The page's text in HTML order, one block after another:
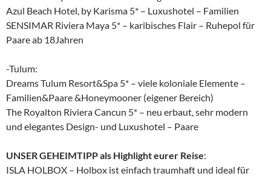
Azul Beach Hotel, by Karisma 5* – Luxushotel – Familien
SENSIMAR Riviera Maya 5* – karibisches Flair – Ruhepol für
Paare ab 18Jahren
-Tulum:
Dreams Tulum Resort&Spa 5* – viele koloniale Elemente –
Familien&Paare &Honeymooner (eigener Bereich)
The Royalton Riviera Cancun 5* – neu erbaut, sehr modern
und elegantes Design- und Luxushotel – Paare
UNSER GEHEIMTIPP als Highlight eurer Reise:
ISLA HOLBOX – Holbox ist einfach traumhaft und ideal für